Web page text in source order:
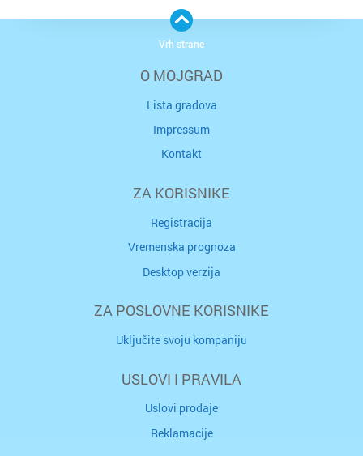
O MOJGRAD
Lista gradova
Impressum
Kontakt
ZA KORISNIKE
Registracija
Vremenska prognoza
Desktop verzija
ZA POSLOVNE KORISNIKE
Uključite svoju kompaniju
USLOVI I PRAVILA
Uslovi prodaje
Reklamacije
Vrh strane